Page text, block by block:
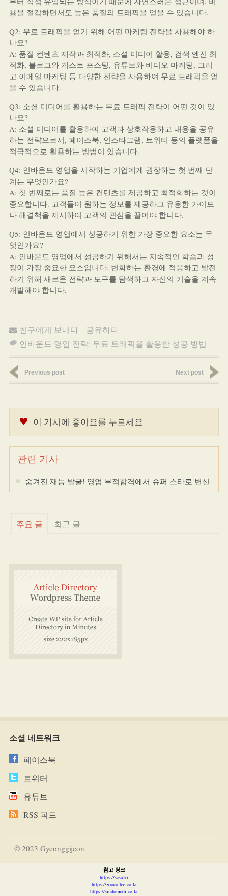
용을 절감하면서도 높은 품질의 트래픽을 얻을 수 있습니다.
Q2: 무료 트래픽을 얻기 위해 어떤 마케팅 전략을 사용해야 하
나요?
A: 품질 컨텐츠 제작과 최적화, 소셜 미디어 활용, 검색 엔진 최
적화, 블로그와 게스트 포스팅, 유튜브와 비디오 마케팅, 그리
고 이메일 마케팅 등 다양한 전략을 사용하여 무료 트래픽을 얻
을 수 있습니다.
Q3: 소셜 미디어를 활용하는 무료 트래픽 전략이 어떤 것이 있
나요?
A: 소셜 미디어를 활용하여 고객과 상호작용하고 내용을 공유
하는 전략으로서, 페이스북, 인스타그램, 트위터 등의 플랫폼을
적극적으로 활용하는 방법이 있습니다.
Q4: 인바운드 영업을 시작하는 기업에게 권장하는 첫 번째 단
계는 무엇인가요?
A: 첫 번째로는 품질 높은 컨텐츠를 제공하고 최적화하는 것이
중요합니다. 고객들이 원하는 정보를 제공하고 유용한 가이드
나 해결책을 제시하여 고객의 관심을 끌어야 합니다.
Q5: 인바운드 영업에서 성공하기 위한 가장 중요한 요소는 무
엇인가요?
A: 인바운드 영업에서 성공하기 위해서는 지속적인 학습과 성
장이 가장 중요한 요소입니다. 변화하는 환경에 적응하고 발전
하기 위해 새로운 전략과 도구를 탐색하고 자신의 기술을 계속
개발해야 합니다.
친구에게 보내다
공유하다
인바운드 영업 전략: 무료 트래픽을 활용한 성공 방법
Previous post Next post
이 기사에 좋아요를 누르세요
관련 기사
숨겨진 재능 발굴! 영업 부적합격에서 슈퍼 스타로 변신
주요 글 최근 글
소셜 네트워크
페이스북
트위터
유튜브
RSS 피드
© 2023 Gyeonggijeon
참고 링크
https://scsa.kr
https://zoocoffee.co.kr
https://sindomedi.co.kr